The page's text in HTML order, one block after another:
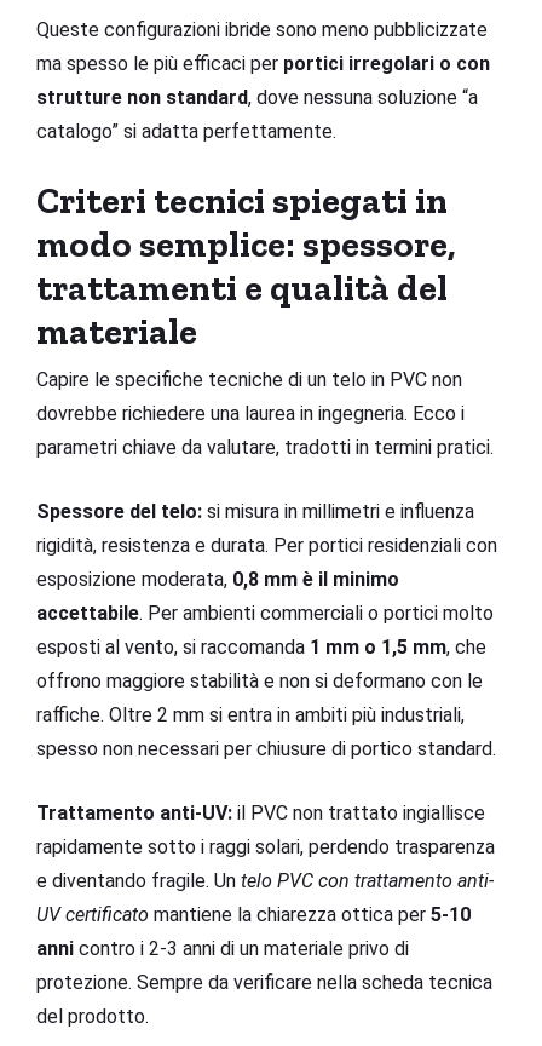
Queste configurazioni ibride sono meno pubblicizzate
ma spesso le più efficaci per portici irregolari o con
strutture non standard, dove nessuna soluzione “a
catalogo” si adatta perfettamente.
Criteri tecnici spiegati in
modo semplice: spessore,
trattamenti e qualità del
materiale
Capire le specifiche tecniche di un telo in PVC non
dovrebbe richiedere una laurea in ingegneria. Ecco i
parametri chiave da valutare, tradotti in termini pratici.
Spessore del telo: si misura in millimetri e influenza
rigidità, resistenza e durata. Per portici residenziali con
esposizione moderata, 0,8 mm è il minimo
accettabile. Per ambienti commerciali o portici molto
esposti al vento, si raccomanda 1 mm o 1,5 mm, che
offrono maggiore stabilità e non si deformano con le
raffiche. Oltre 2 mm si entra in ambiti più industriali,
spesso non necessari per chiusure di portico standard.
Trattamento anti-UV: il PVC non trattato ingiallisce
rapidamente sotto i raggi solari, perdendo trasparenza
e diventando fragile. Un telo PVC con trattamento anti-
UV certificato mantiene la chiarezza ottica per 5-10
anni contro i 2-3 anni di un materiale privo di
protezione. Sempre da verificare nella scheda tecnica
del prodotto.